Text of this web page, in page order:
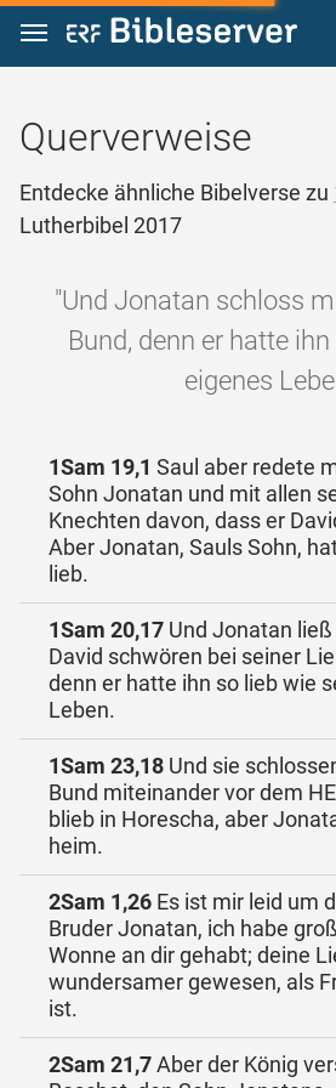
Zum Inhalt springen
Querverweise
Entdecke ähnliche Bibelverse zu
Lutherbibel 2017
"Und Jonatan schloss
Bund, denn er hatte
eigenes
1Sam 19,1 Saul aber redete
Sohn Jonatan und mit allen
Knechten davon, dass er
Aber Jonatan, Sauls Sohn,
lieb.
1Sam 20,17 Und Jonatan
David schwören bei seiner
denn er hatte ihn so lieb wie
Leben.
1Sam 23,18 Und sie
Bund miteinander vor dem
blieb in Horescha, aber
heim.
2Sam 1,26 Es ist mir leid um
Bruder Jonatan, ich habe
Wonne an dir gehabt; deine
wundersamer gewesen, als
ist.
2Sam 21,7Aber der König